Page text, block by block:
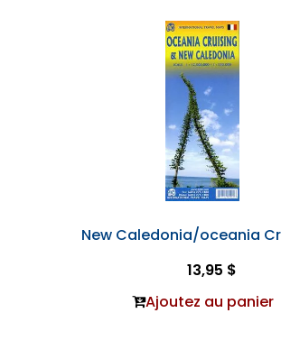
New Caledonia/oceania
13,95 $
Ajoutez au panier